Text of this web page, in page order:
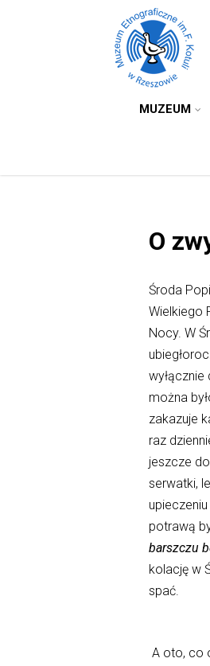
MUZEUM
O
Środa
Wielkiego
Nocy. W
można
zakazuje
raz
jeszcze
serwatki,
potrawą
barszczu
kolację w
spać.
A oto, co